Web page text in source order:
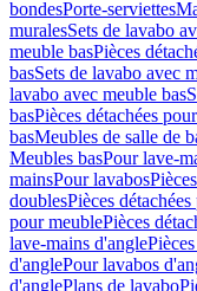
bondesPorte-serviettes
muralesSets de lavabo
meuble basPièces
basSets de lavabo avec
lavabo avec meuble bas
basPièces détachées
basMeubles de salle de
Meubles basPour lave-
mainsPour lavabos
doublesPièces
pour meublePièces
lave-mains d'angle
d'anglePour lavabos
d'anglePlans de lavabo